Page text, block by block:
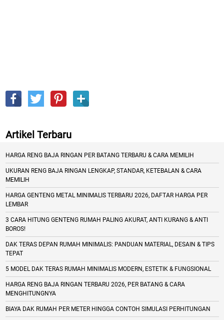
Artikel Terbaru
HARGA RENG BAJA RINGAN PER BATANG TERBARU & CARA MEMILIH
UKURAN RENG BAJA RINGAN LENGKAP, STANDAR, KETEBALAN & CARA
MEMILIH
HARGA GENTENG METAL MINIMALIS TERBARU 2026, DAFTAR HARGA PER
LEMBAR
3 CARA HITUNG GENTENG RUMAH PALING AKURAT, ANTI KURANG & ANTI
BOROS!
DAK TERAS DEPAN RUMAH MINIMALIS: PANDUAN MATERIAL, DESAIN & TIPS
TEPAT
5 MODEL DAK TERAS RUMAH MINIMALIS MODERN, ESTETIK & FUNGSIONAL
HARGA RENG BAJA RINGAN TERBARU 2026, PER BATANG & CARA
MENGHITUNGNYA
BIAYA DAK RUMAH PER METER HINGGA CONTOH SIMULASI PERHITUNGAN